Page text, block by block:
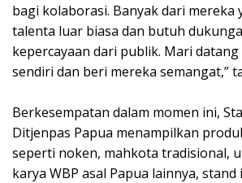
bagi kolaborasi. Banyak dari mereka
talenta luar biasa dan butuh
kepercayaan dari publik. Mari datang
sendiri dan beri mereka semangat,”
Berkesempatan dalam momen ini,
Ditjenpas Papua menampilkan
seperti noken, mahkota tradisional,
karya WBP asal Papua lainnya,